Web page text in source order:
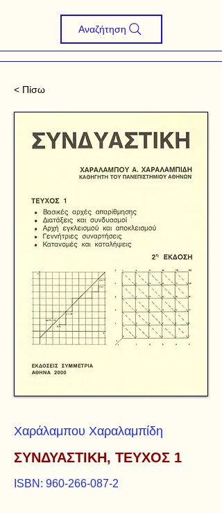
Αναζήτηση
< Πίσω
Χαράλαμπου Χαραλαμπίδη
ΣΥΝΔΥΑΣΤΙΚΗ, ΤΕΥΧΟΣ 1
ISBN: 960-266-087-2